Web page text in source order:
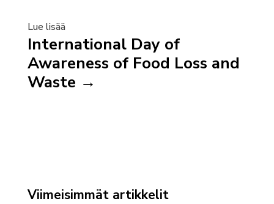
Lue lisää
International Day of
Awareness of Food Loss and
Waste →
Viimeisimmät artikkelit